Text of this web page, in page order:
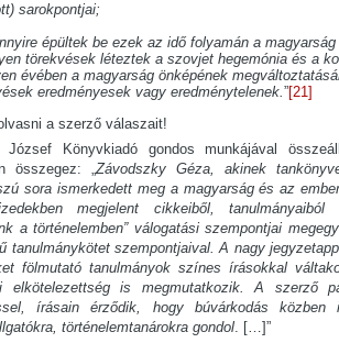
sarokpontjai;
épültek be ezek az idő folyamán a magyarság
törekvések léteztek a szovjet hegemónia és a
évében a magyarság önképének
eredményesek vagy eredménytelenek.”[21]
a szerző válaszait!
Könyvkiadó gondos munkájával
összegez: „Závodszky Géza, akinek
sora ismerkedett meg a magyarság és az
megjelent cikkeiből,
a történelemben” válogatási szempontjai
tanulmánykötet szempontjaival. A nagy
fölmutató tanulmányok színes írásokkal
elkötelezettség is megmutatkozik. A szerző
írásain érződik, hogy búvárkodás
történelemtanárokra gondol. […]”